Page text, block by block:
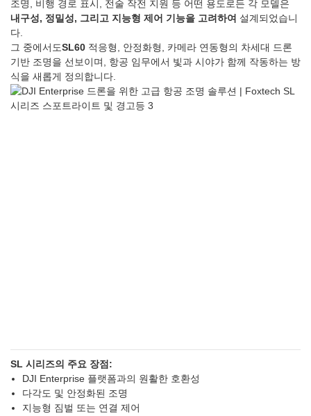
조명, 비행 경로 표시, 전술 작전 지원 등 어떤 용도로든 각 모델은
내구성, 정밀성, 그리고 지능형 제어 기능을 고려하여 설계되었습니
다.
그 중에서도SL60 적응형, 안정화형, 카메라 연동형의 차세대 드론
기반 조명을 선보이며, 항공 임무에서 빛과 시야가 함께 작동하는 방
식을 새롭게 정의합니다.
SL 시리즈의 주요 장점:
DJI Enterprise 플랫폼과의 원활한 호환성
다각도 및 안정화된 조명
지능형 짐벌 또는 연결 제어